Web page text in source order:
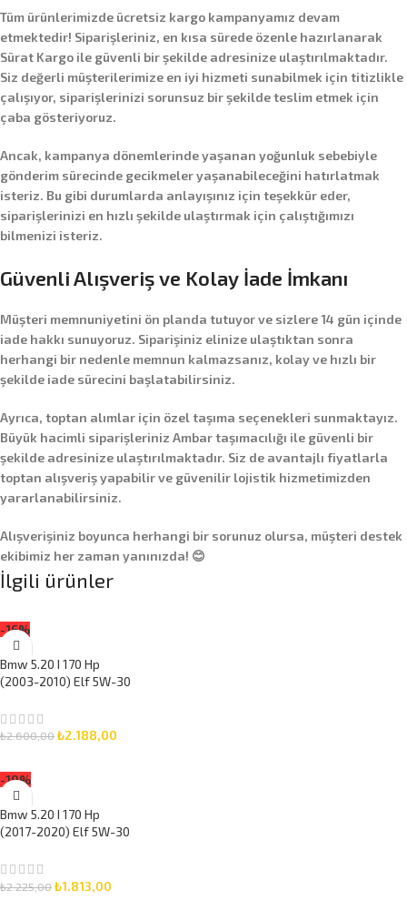
Tüm ürünlerimizde ücretsiz kargo kampanyamız devam
etmektedir! Siparişleriniz, en kısa sürede özenle hazırlanarak
Sürat Kargo ile güvenli bir şekilde adresinize ulaştırılmaktadır.
Siz değerli müşterilerimize en iyi hizmeti sunabilmek için titizlikle
çalışıyor, siparişlerinizi sorunsuz bir şekilde teslim etmek için
çaba gösteriyoruz.
Ancak, kampanya dönemlerinde yaşanan yoğunluk sebebiyle
gönderim sürecinde gecikmeler yaşanabileceğini hatırlatmak
isteriz. Bu gibi durumlarda anlayışınız için teşekkür eder,
siparişlerinizi en hızlı şekilde ulaştırmak için çalıştığımızı
bilmenizi isteriz.
Güvenli Alışveriş ve Kolay İade İmkanı
Müşteri memnuniyetini ön planda tutuyor ve sizlere14 gün içinde
iade hakkı sunuyoruz. Siparişiniz elinize ulaştıktan sonra
herhangi bir nedenle memnun kalmazsanız, kolay ve hızlı bir
şekilde iade sürecini başlatabilirsiniz.
Ayrıca, toptan alımlar için özel taşıma seçenekleri sunmaktayız.
Büyük hacimli siparişleriniz Ambar taşımacılığı ile güvenli bir
şekilde adresinize ulaştırılmaktadır. Siz de avantajlı fiyatlarla
toptan alışveriş yapabilir ve güvenilir lojistik hizmetimizden
yararlanabilirsiniz.
Alışverişiniz boyunca herhangi bir sorunuz olursa, müşteri destek
ekibimiz her zaman yanınızda! 😊
İlgili ürünler
-16%
Bmw 5.20 I 170 Hp
(2003-2010) Elf 5W-30
Bakım Seti 3 Parça Set
₺2.600,00₺2.188,00
-19%
Bmw 5.20 I 170 Hp
(2017-2020) Elf 5W-30
Bakım Seti 3 Parça Set
₺2.225,00₺1.813,00